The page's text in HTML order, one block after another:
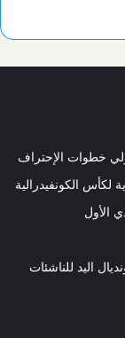
لكأس الكونفيدرالية
الأول
اليد للناشئات